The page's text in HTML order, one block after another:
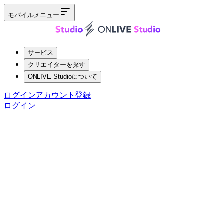
モバイルメニュー
サービス
クリエイターを探す
ONLIVE Studioについて
ログインアカウント登録
ログイン